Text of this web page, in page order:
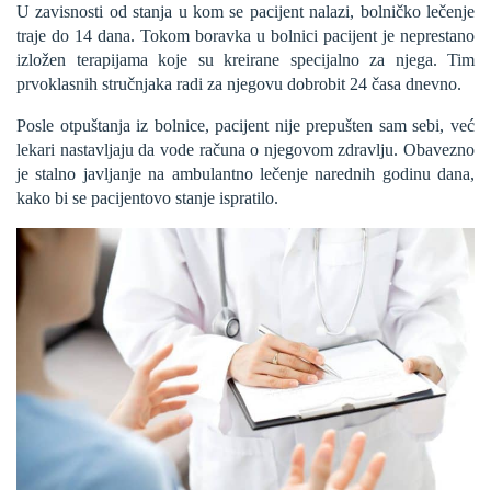
U zavisnosti od stanja u kom se pacijent nalazi, bolničko lečenje
traje do 14 dana. Tokom boravka u bolnici pacijent je neprestano
izložen terapijama koje su kreirane specijalno za njega. Tim
prvoklasnih stručnjaka radi za njegovu dobrobit 24 časa dnevno.
Posle otpuštanja iz bolnice, pacijent nije prepušten sam sebi, već
lekari nastavljaju da vode računa o njegovom zdravlju. Obavezno
je stalno javljanje na ambulantno lečenje narednih godinu dana,
kako bi se pacijentovo stanje ispratilo.